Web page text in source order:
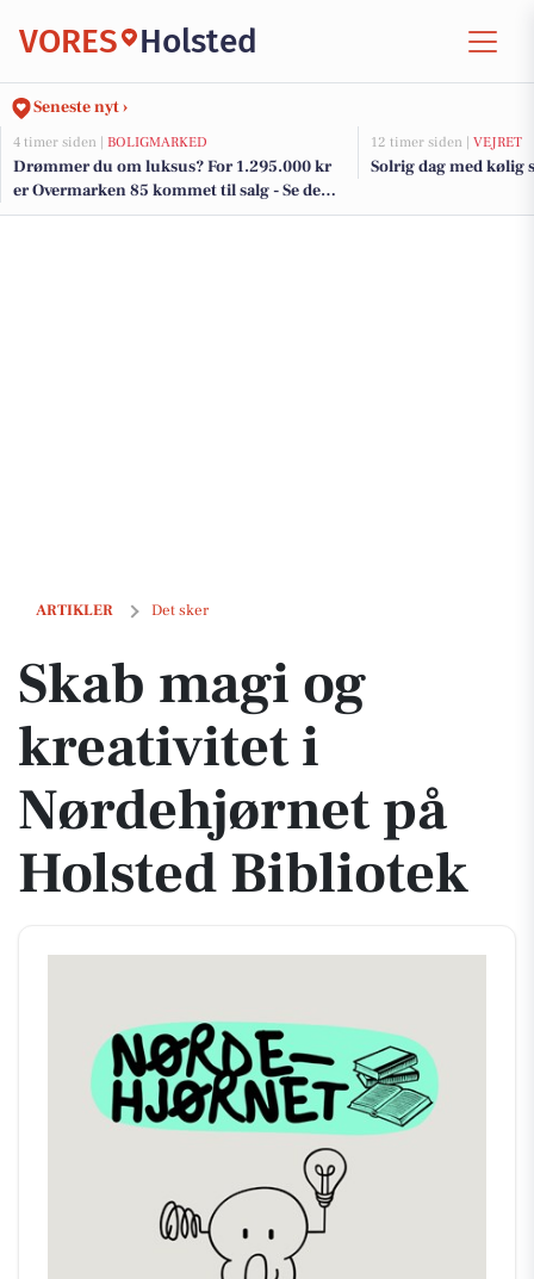
VORES Holsted
Seneste nyt ›
4 timer siden | BOLIGMARKED
Drømmer du om luksus? For 1.295.000 kr
er Overmarken 85 kommet til salg - Se den
og de dyreste boliger til salg her
12 timer siden | VEJRET
Solrig dag med
ARTIKLER Det sker
Skab magi og kreativitet i Nørdehjørnet på Holsted Bibliotek
Skab magi og
kreativitet i
Nørdehjørnet på
Holsted Bibliotek